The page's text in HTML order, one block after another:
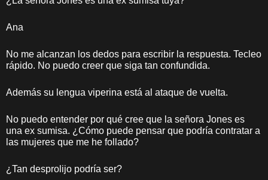
Ana
No me alcanzan los dedos para escribir la respuesta. Tecleo
rápido. No puedo creer que siga tan confundida.
Además su lengua viperina está al ataque de vuelta.
No puedo entender por qué cree que la señora Jones es
una ex sumisa. ¿Cómo puede pensar que podría contratar a
las mujeres que me he follado?
¿Tan desprolijo podría ser?